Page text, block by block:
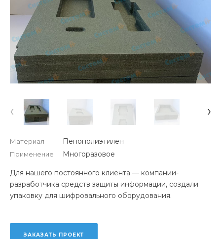
‹ ›
Материал
Применение
Пенополиэтилен
Многоразовое
Для нашего постоянного клиента — компании-
разработчика средств защиты информации, создали
упаковку для шифровального оборудования.
ЗАКАЗАТЬ ПРОЕКТ